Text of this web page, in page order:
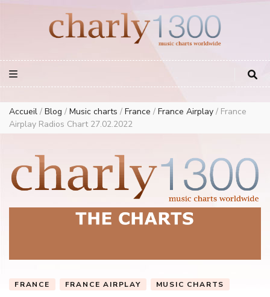
European Music Charts plus USA and Australia
Accueil / Blog / Music charts / France / France Airplay / France
Airplay Radios Chart 27.02.2022
FRANCE FRANCE AIRPLAY MUSIC CHARTS